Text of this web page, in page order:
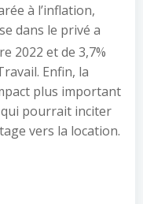
à l’inflation,
dans le privé a
2022 et de 3,7%
Enfin, la
plus important
qui pourrait inciter
vers la location.